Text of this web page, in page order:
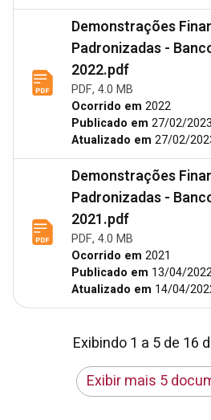
Demonstrações
Padronizadas -
2022.pdf
PDF, 4.0 MB
Ocorrido em 2022
Publicado em 27/02/2023
Atualizado em 27/02/
Demonstrações
Padronizadas -
2021.pdf
PDF, 4.0 MB
Ocorrido em 2021
Publicado em 13/04/
Atualizado em 14/04/
Exibindo 1 a 5 de 16
Exibir mais 5